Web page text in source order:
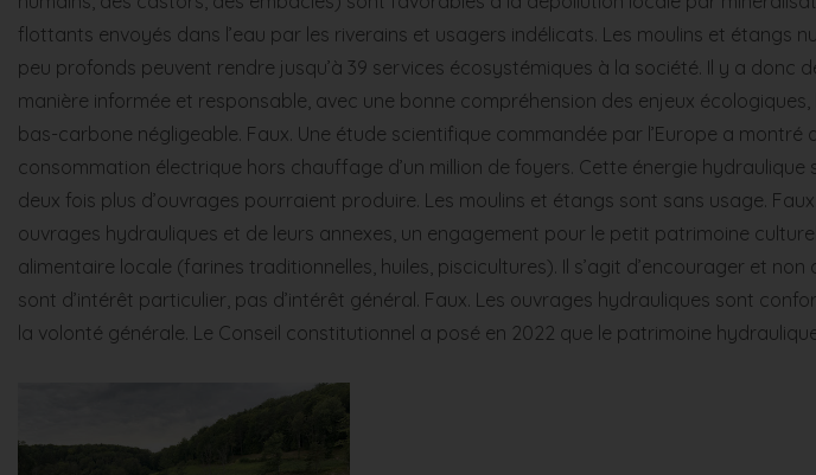
flottants envoyés dans l’eau par les riverains et usagers indélicats. Les moulins et étangs
peu profonds peuvent rendre jusqu’à 39 services écosystémiques à la société. Il y a
manière informée et responsable, avec une bonne compréhension des enjeux
bas-carbone négligeable. Faux. Une étude scientifique commandée par l’Europe a
consommation électrique hors chauffage d’un million de foyers. Cette énergie
deux fois plus d’ouvrages pourraient produire. Les moulins et étangs sont sans usage.
ouvrages hydrauliques et de leurs annexes, un engagement pour le petit patrimoine
alimentaire locale (farines traditionnelles, huiles, piscicultures). Il s’agit d’encourager et
sont d’intérêt particulier, pas d’intérêt général. Faux. Les ouvrages hydrauliques sont
la volonté générale. Le Conseil constitutionnel a posé en 2022 que le patrimoine